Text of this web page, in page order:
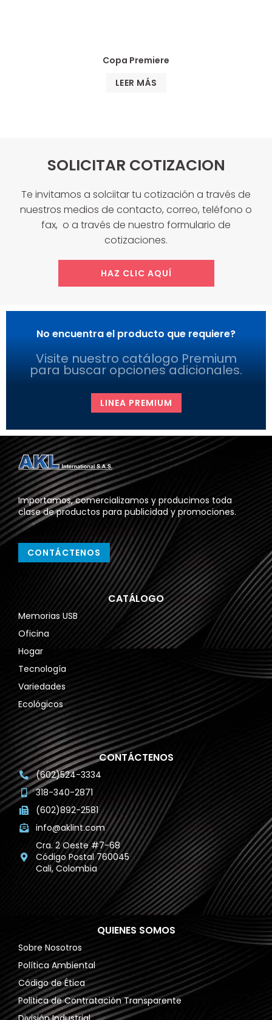
Copa Premiere
LEER MÁS
SOLICITAR COTIZACION
Te invitamos a solciitar tu cotización a través de
nuestros medios de contacto, correo, teléfono o
fax, o a través de nuestro formulario de
cotizaciones.
HAZ CLIC AQUÍ
No encuentra el producto que requiere?
Visite nuestro catálogo Premium
para buscar opciones adicionales.
LINEA PREMIUM
Importamos, comercializamos y producimos toda
clase de productos para publicidad y promociones.
CONTÁCTENOS
CATÁLOGO
Memorias USB
Oficina
Hogar
Tecnología
Variedades
Ecológicos
CONTÁCTENOS
(602)524-3334
318-340-2871
(602)892-2581
info@aklint.com
Cra. 2 Oeste #7-68
Código Postal 760045
Cali, Colombia
QUIENES SOMOS
Sobre Nosotros
Política Ambiental
Código de Ética
Politica de Contratación Transparente